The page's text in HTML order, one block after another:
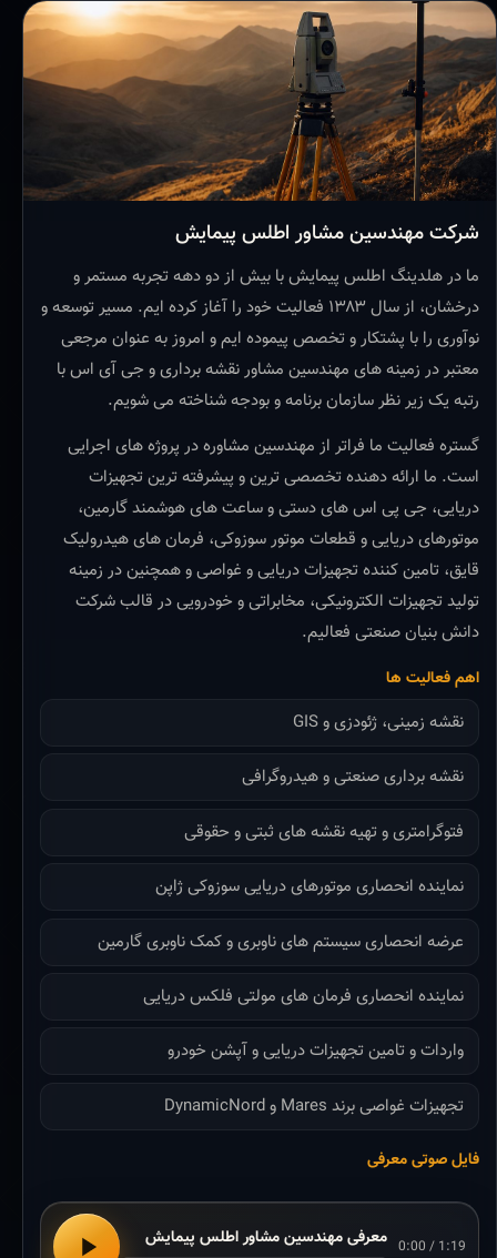
شرکت مهندسین مشاور اطلس پیمایش
ما در هلدینگ اطلس پیمایش با بیش از دو دهه تجربه مستمر و
درخشان، از سال ۱۳۸۳ فعالیت خود را آغاز کرده ایم. مسیر توسعه و
نوآوری را با پشتکار و تخصص پیموده ایم و امروز به عنوان مرجعی
معتبر در زمینه های مهندسین مشاور نقشه برداری و جی آی اس با
رتبه یک زیر نظر سازمان برنامه و بودجه شناخته می شویم.
گستره فعالیت ما فراتر از مهندسین مشاوره در پروژه های اجرایی
است. ما ارائه دهنده تخصصی ترین و پیشرفته ترین تجهیزات
دریایی، جی پی اس های دستی و ساعت های هوشمند گارمین،
موتورهای دریایی و قطعات موتور سوزوکی، فرمان های هیدرولیک
قایق، تامین کننده تجهیزات دریایی و غواصی و همچنین در زمینه
تولید تجهیزات الکترونیکی، مخابراتی و خودرویی در قالب شرکت
دانش بنیان صنعتی فعالیم.
اهم فعالیت ها
نقشه زمینی، ژئودزی و GIS
نقشه برداری صنعتی و هیدروگرافی
فتوگرامتری و تهیه نقشه های ثبتی و حقوقی
نماینده انحصاری موتورهای دریایی سوزوکی ژاپن
عرضه انحصاری سیستم های ناوبری و کمک ناوبری گارمین
نماینده انحصاری فرمان های مولتی فلکس دریایی
واردات و تامین تجهیزات دریایی و آپشن خودرو
تجهیزات غواصی برند Mares و DynamicNord
فایل صوتی معرفی
0:00 / 1:19 معرفی مهندسین مشاور اطلس پیمایش